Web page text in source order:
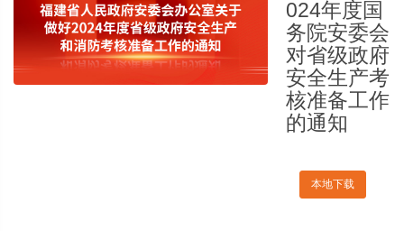
024年度国
务院安委会
对省级政府
安全生产考
核准备工作
的通知
本地下载